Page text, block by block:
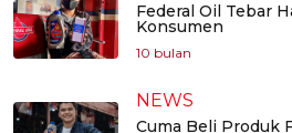
Federal Oil Tebar
Konsumen
10 bulan
NEWS
Cuma Beli Produk